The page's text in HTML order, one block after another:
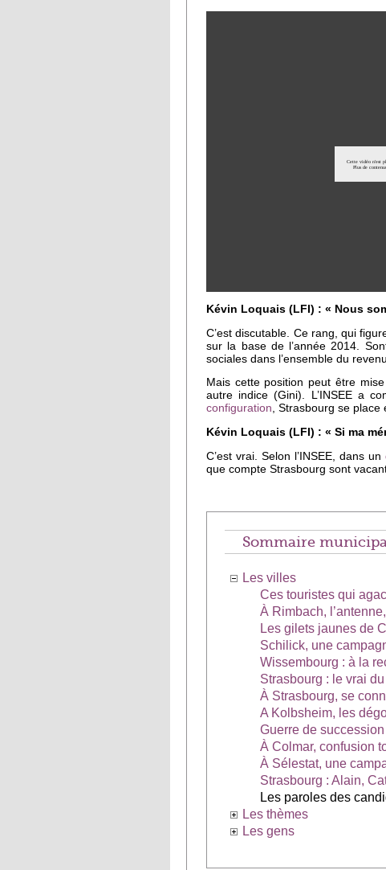
Kévin Loquais (LFI) : « Nous
C’est discutable. Ce rang, qui
sur la base de l’année 2014.
sociales dans l’ensemble du
Mais cette position peut être
autre indice (Gini). L’INSEE a
configuration, Strasbourg se place
Kévin Loquais (LFI) : « Si ma
C’est vrai. Selon l’INSEE, dans un
que compte Strasbourg sont
Sommaire
Les villes
Ces touristes qui
À Rimbach,
Les gilets jaunes de
Schilick, une
Wissembourg : à la
Strasbourg : le vrai
À Strasbourg, se
A Kolbsheim, les
Guerre de
À Colmar, confusion
À Sélestat, une
Strasbourg : Alain,
Les paroles des
Les thèmes
Les gens